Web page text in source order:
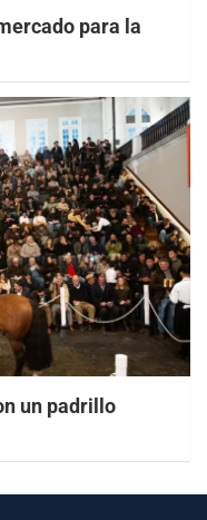
para la
un padrillo